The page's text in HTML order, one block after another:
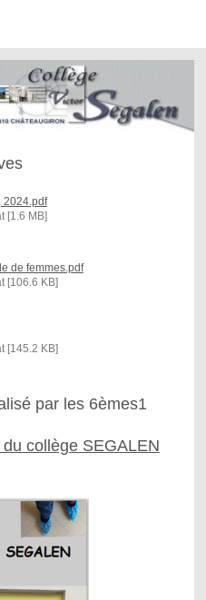
2024.pdf
[1.6 MB]
de femmes.pdf
[106.6 KB]
[145.2 KB]
par les 6èmes1
collège SEGALEN